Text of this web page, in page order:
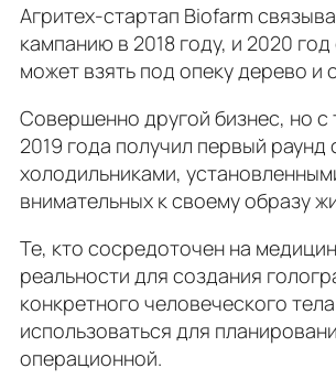
Агритех-стартап Biofarm
кампанию в 2018 году, и 2020
может взять под опеку дерево и
Совершенно другой бизнес, но
2019 года получил первый
холодильниками,
внимательных к своему образу
Те, кто сосредоточен на
реальности для создания
конкретного человеческого
использоваться для
операционной.